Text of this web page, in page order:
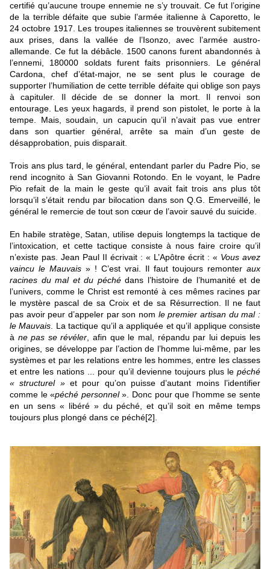
certifié qu’aucune troupe ennemie ne s’y trouvait. Ce fut l’origine
de la terrible défaite que subie l’armée italienne à Caporetto, le
24 octobre 1917. Les troupes italiennes se trouvèrent subitement
aux prises, dans la vallée de l’Isonzo, avec l’armée austro-
allemande. Ce fut la débâcle. 1500 canons furent abandonnés à
l’ennemi, 180000 soldats furent faits prisonniers. Le général
Cardona, chef d’état-major, ne se sent plus le courage de
supporter l’humiliation de cette terrible défaite qui oblige son pays
à capituler. Il décide de se donner la mort. Il renvoi son
entourage. Les yeux hagards, il prend son pistolet, le porte à la
tempe. Mais, soudain, un capucin qu’il n’avait pas vue entrer
dans son quartier général, arrête sa main d’un geste de
désapprobation, puis disparait.
Trois ans plus tard, le général, entendant parler du Padre Pio, se
rend incognito à San Giovanni Rotondo. En le voyant, le Padre
Pio refait de la main le geste qu’il avait fait trois ans plus tôt
lorsqu’il s’était rendu par bilocation dans son Q.G. Emerveillé, le
général le remercie de tout son cœur de l’avoir sauvé du suicide.
En habile stratège, Satan, utilise depuis longtemps la tactique de
l’intoxication, et cette tactique consiste à nous faire croire qu’il
n’existe pas. Jean Paul II écrivait : « L’Apôtre écrit : « Vous avez
vaincu le Mauvais » ! C’est vrai. Il faut toujours remonter aux
racines du mal et du péchédans l’histoire de l’humanité et de
l’univers, comme le Christ est remonté à ces mêmes racines par
le mystère pascal de sa Croix et de sa Résurrection. Il ne faut
pas avoir peur d’appeler par son nom le premier artisan du mal :
le Mauvais . La tactique qu’il a appliquée et qu’il applique consiste
à ne pas se révéler , afin que le mal, répandu par lui depuis les
origines, se développe par l’action de l’homme lui-même, par les
systèmes et par les relations entre les hommes, entre les classes
et entre les nations ... pour qu’il devienne toujours plus le péché
« structurel »et pour qu’on puisse d’autant moins l’identifier
comme le «péché personnel». Donc pour que l’homme se sente
en un sens « libéré » du péché, et qu’il soit en même temps
toujours plus plongé dans ce péché[2]